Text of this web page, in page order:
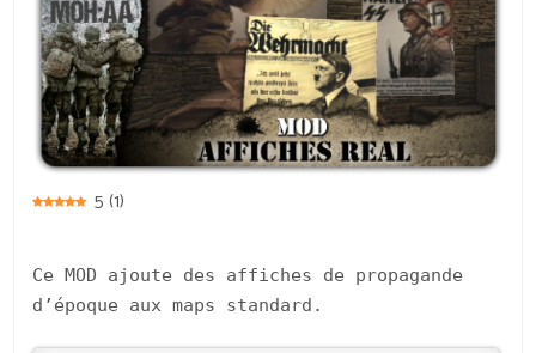
5 (1)
Ce MOD ajoute des affiches de propagande
d’époque aux maps standard.